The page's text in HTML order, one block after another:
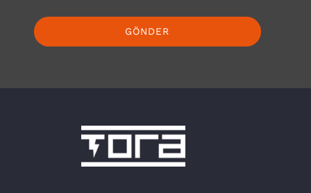
GÖNDER